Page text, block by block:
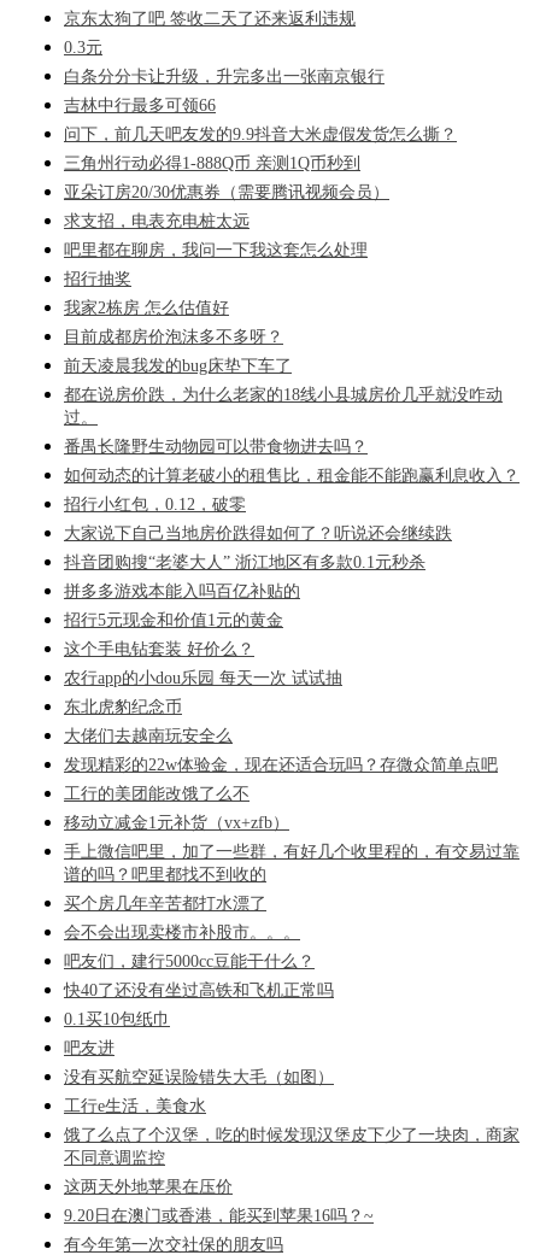
京东太狗了吧 签收二天了还来返利违规
0.3元
白条分分卡让升级，升完多出一张南京银行
吉林中行最多可领66
问下，前几天吧友发的9.9抖音大米虚假发货怎么撕？
三角州行动必得1-888Q币 亲测1Q币秒到
亚朵订房20/30优惠券（需要腾讯视频会员）
求支招，电表充电桩太远
吧里都在聊房，我问一下我这套怎么处理
招行抽奖
我家2栋房 怎么估值好
目前成都房价泡沫多不多呀？
前天凌晨我发的bug床垫下车了
都在说房价跌，为什么老家的18线小县城房价几乎就没咋动
过。
番禺长隆野生动物园可以带食物进去吗？
如何动态的计算老破小的租售比，租金能不能跑赢利息收入？
招行小红包，0.12，破零
大家说下自己当地房价跌得如何了？听说还会继续跌
抖音团购搜“老婆大人” 浙江地区有多款0.1元秒杀
拼多多游戏本能入吗百亿补贴的
招行5元现金和价值1元的黄金
这个手电钻套装 好价么？
农行app的小dou乐园 每天一次 试试抽
东北虎豹纪念币
大佬们去越南玩安全么
发现精彩的22w体验金，现在还适合玩吗？存微众简单点吧
工行的美团能改饿了么不
移动立减金1元补货（vx+zfb）
手上微信吧里，加了一些群，有好几个收里程的，有交易过靠
谱的吗？吧里都找不到收的
买个房几年辛苦都打水漂了
会不会出现卖楼市补股市。。。
吧友们，建行5000cc豆能干什么？
快40了还没有坐过高铁和飞机正常吗
0.1买10包纸巾
吧友进
没有买航空延误险错失大毛（如图）
工行e生活，美食水
饿了么点了个汉堡，吃的时候发现汉堡皮下少了一块肉，商家
不同意调监控
这两天外地苹果在压价
9.20日在澳门或香港，能买到苹果16吗？~
有今年第一次交社保的朋友吗